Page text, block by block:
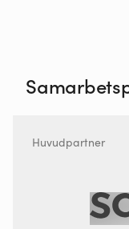
Huvudpartner